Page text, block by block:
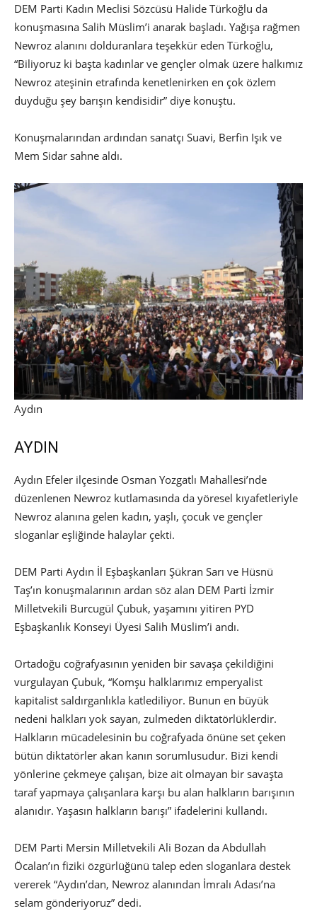
DEM Parti Kadın Meclisi Sözcüsü Halide Türkoğlu da
konuşmasına Salih Müslim’i anarak başladı. Yağışa rağmen
Newroz alanını dolduranlara teşekkür eden Türkoğlu,
“Biliyoruz ki başta kadınlar ve gençler olmak üzere halkımız
Newroz ateşinin etrafında kenetlenirken en çok özlem
duyduğu şey barışın kendisidir” diye konuştu.
Konuşmalarından ardından sanatçı Suavi, Berfin Işık ve
Mem Sidar sahne aldı.
Aydın
AYDIN
Aydın Efeler ilçesinde Osman Yozgatlı Mahallesi’nde
düzenlenen Newroz kutlamasında da yöresel kıyafetleriyle
Newroz alanına gelen kadın, yaşlı, çocuk ve gençler
sloganlar eşliğinde halaylar çekti.
DEM Parti Aydın İl Eşbaşkanları Şükran Sarı ve Hüsnü
Taş’ın konuşmalarının ardan söz alan DEM Parti İzmir
Milletvekili Burcugül Çubuk, yaşamını yitiren PYD
Eşbaşkanlık Konseyi Üyesi Salih Müslim’i andı.
Ortadoğu coğrafyasının yeniden bir savaşa çekildiğini
vurgulayan Çubuk, “Komşu halklarımız emperyalist
kapitalist saldırganlıkla katlediliyor. Bunun en büyük
nedeni halkları yok sayan, zulmeden diktatörlüklerdir.
Halkların mücadelesinin bu coğrafyada önüne set çeken
bütün diktatörler akan kanın sorumlusudur. Bizi kendi
yönlerine çekmeye çalışan, bize ait olmayan bir savaşta
taraf yapmaya çalışanlara karşı bu alan halkların barışının
alanıdır. Yaşasın halkların barışı” ifadelerini kullandı.
DEM Parti Mersin Milletvekili Ali Bozan da Abdullah
Öcalan’ın fiziki özgürlüğünü talep eden sloganlara destek
vererek “Aydın’dan, Newroz alanından İmralı Adası’na
selam gönderiyoruz” dedi.